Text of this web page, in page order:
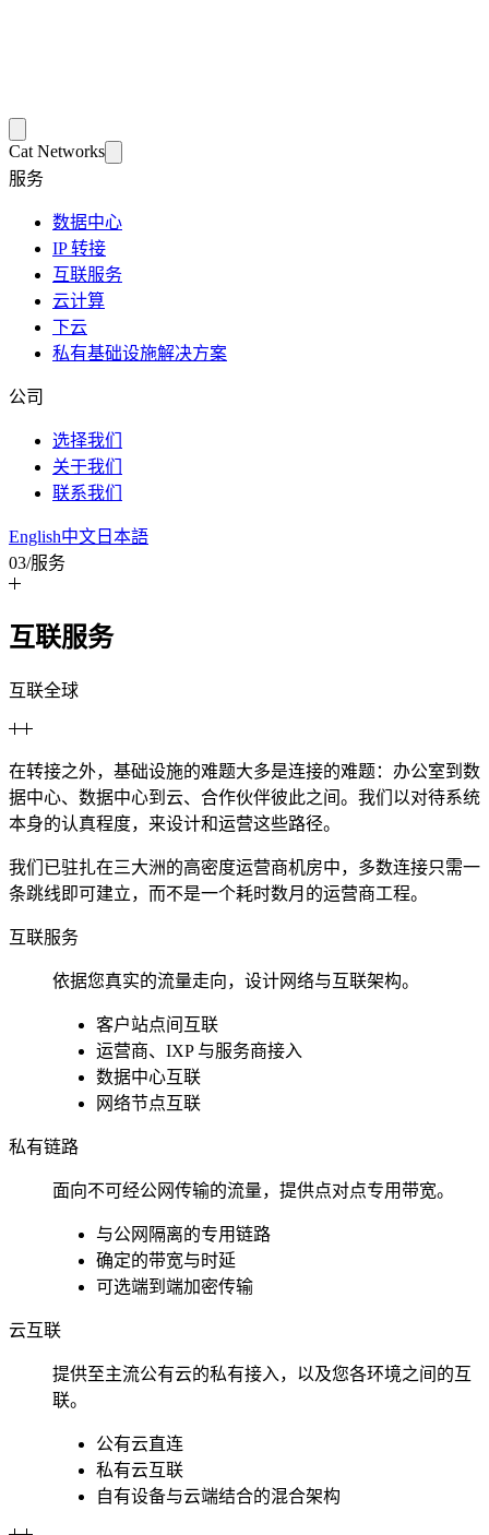
Cat Networks
服务
数据中心
IP 转接
互联服务
云计算
下云
私有基础设施解决方案
公司
选择我们
关于我们
联系我们
English中文 日本語
03/服务
互联服务
互联全球
在转接之外，基础设施的难题大多是连接的难题：办公室到数
据中心、数据中心到云、合作伙伴彼此之间。我们以对待系统
本身的认真程度，来设计和运营这些路径。
我们已驻扎在三大洲的高密度运营商机房中，多数连接只需一
条跳线即可建立，而不是一个耗时数月的运营商工程。
互联服务
依据您真实的流量走向，设计网络与互联架构。
客户站点间互联
运营商、IXP 与服务商接入
数据中心互联
网络节点互联
私有链路
面向不可经公网传输的流量，提供点对点专用带宽。
与公网隔离的专用链路
确定的带宽与时延
可选端到端加密传输
云互联
提供至主流公有云的私有接入，以及您各环境之间的互
联。
公有云直连
私有云互联
自有设备与云端结合的混合架构